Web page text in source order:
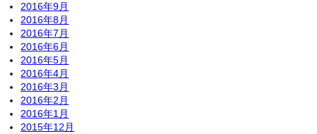
2016年9月
2016年8月
2016年7月
2016年6月
2016年5月
2016年4月
2016年3月
2016年2月
2016年1月
2015年12月